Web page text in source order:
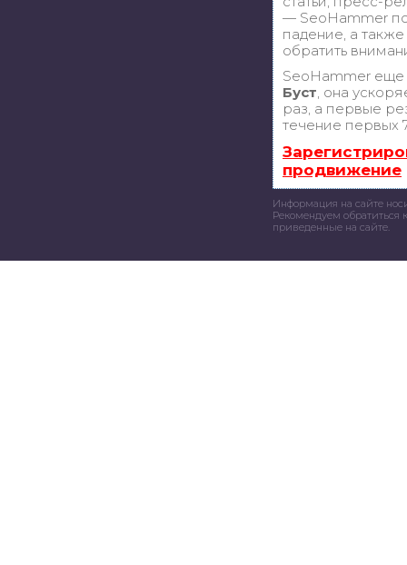
— SeoHammer
падение, а
обратить
SeoHammer еще
Буст, она
раз, а первые
течение первых
продвижение
Информация на сайте
Рекомендуем обратиться
приведенные на сайте.